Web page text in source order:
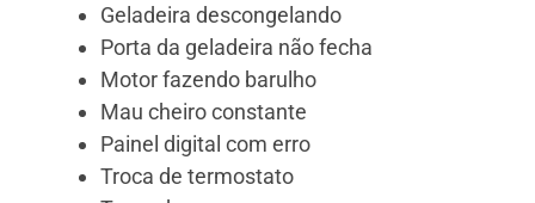
Geladeira descongelando
Porta da geladeira não fecha
Motor fazendo barulho
Mau cheiro constante
Painel digital com erro
Troca de termostato